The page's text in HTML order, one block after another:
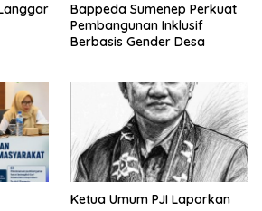
Bappeda Sumenep Perkuat
Pembangunan Inklusif
Berbasis Gender Desa
Ketua Umum PJI Laporkan